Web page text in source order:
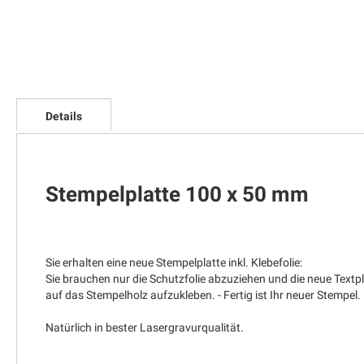
Anfang
Bildgalerie
Details
Stempelplatte 100 x 50 mm
Sie erhalten eine neue Stempelplatte inkl. Klebefolie:
Sie brauchen nur die Schutzfolie abzuziehen und die neue
auf das Stempelholz aufzukleben. - Fertig ist Ihr neuer Stempel.
Natürlich in bester Lasergravurqualität.